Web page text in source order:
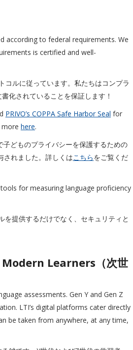
according to federal requirements. We
is certified and well-
コルに従っています。私たちはコンプラ
化されていることを保証します！
PRIVO’s COPPA Safe Harbor Seal for
more here.
どものプライバシーを保護するための
されました。詳しくはこちらをご覧くだ
for measuring language proficiency
提供するだけでなく、セキュリティと
Learners（次世
assessments. Gen Y and Gen Z
LTI’s digital platforms cater directly
be taken from anywhere, at any time,